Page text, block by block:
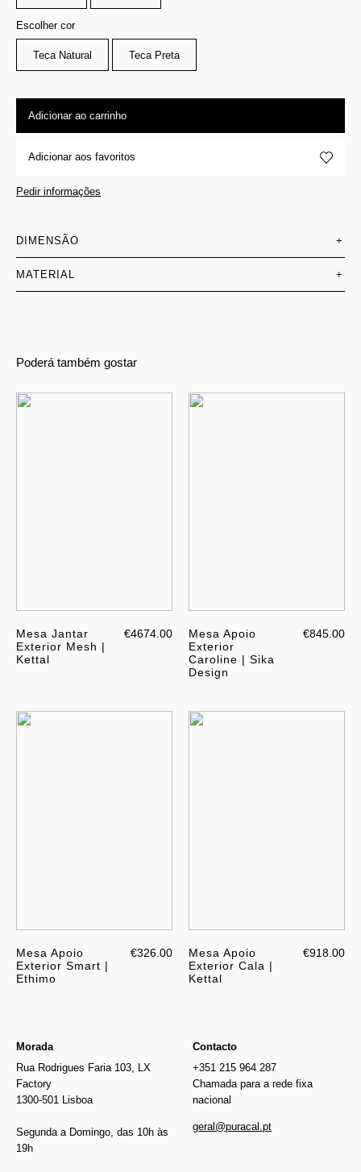
Escolher cor
Teca Natural Teca Preta
Adicionar ao carrinho
Adicionar aos favoritos
Pedir informações
DIMENSÃO +
MATERIAL +
Poderá também gostar
Mesa Jantar
Exterior Mesh |
Kettal
€4674.00
Mesa Apoio
Exterior
Caroline | Sika
Design
€845.00
Mesa Apoio
Exterior Smart |
Ethimo
€326.00
Mesa Apoio
Exterior Cala |
Kettal
€918.00
Morada
Rua Rodrigues Faria 103, LX
Factory
1300-501 Lisboa
Segunda a Domingo, das 10h às
19h
Contacto
+351 215 964 287
Chamada para a rede fixa
nacional
geral@puracal.pt